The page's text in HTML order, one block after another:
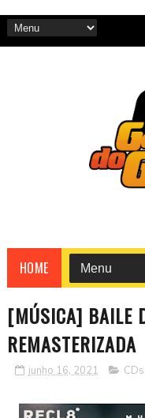
HOME
[MÚSICA] BAILE
REMASTERIZADA
junho 16, 2021 CDs